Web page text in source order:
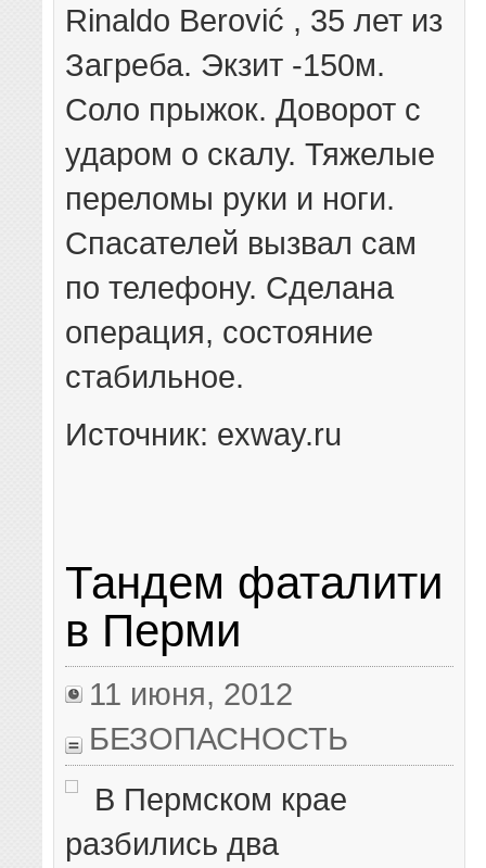
Rinaldo Berović , 35 лет из
Загреба. Экзит -150м.
Соло прыжок. Доворот с
ударом о скалу. Тяжелые
переломы руки и ноги.
Спасателей вызвал сам
по телефону. Сделана
операция, состояние
стабильное.
Источник: exway.ru
Тандем фаталити
в Перми
11 июня, 2012
БЕЗОПАСНОСТЬ
В Пермском крае
разбились два